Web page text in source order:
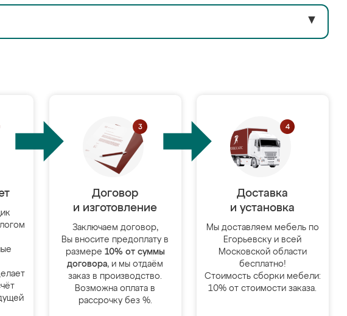
▼
Договор
и изготовление
Заключаем договор,
Вы вносите предоплату в
размере 10% от суммы
договора, и мы отдаём
заказ в производство.
Возможна оплата в
рассрочку без %.
Доставка
и установка
Мы доставляем мебель по
Егорьевску и всей
Московской области
бесплатно!
Стоимость сборки мебели:
10% от стоимости заказа.